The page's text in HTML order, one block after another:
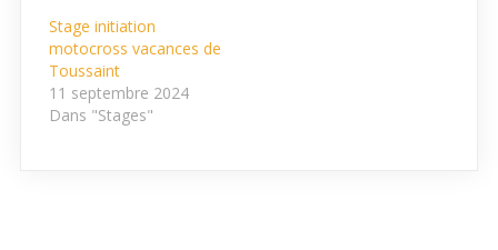
Stage initiation
motocross vacances de
Toussaint
11 septembre 2024
Dans "Stages"